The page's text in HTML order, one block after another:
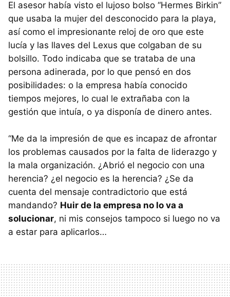
El asesor había visto el lujoso bolso “Hermes Birkin”
que usaba la mujer del desconocido para la playa,
así como el impresionante reloj de oro que este
lucía y las llaves del Lexus que colgaban de su
bolsillo. Todo indicaba que se trataba de una
persona adinerada, por lo que pensó en dos
posibilidades: o la empresa había conocido
tiempos mejores, lo cual le extrañaba con la
gestión que intuía, o ya disponía de dinero antes.
“Me da la impresión de que es incapaz de afrontar
los problemas causados por la falta de liderazgo y
la mala organización. ¿Abrió el negocio con una
herencia? ¿el negocio es la herencia? ¿Se da
cuenta del mensaje contradictorio que está
mandando? Huir de la empresa no lo va a
solucionar, ni mis consejos tampoco si luego no va
a estar para aplicarlos…